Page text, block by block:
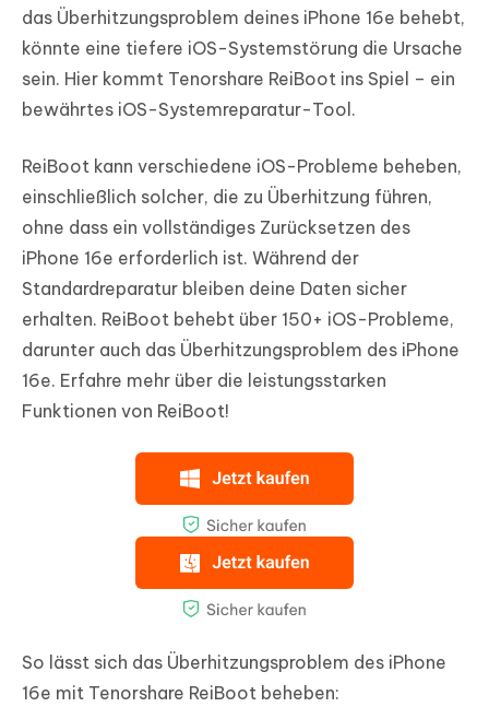
das Überhitzungsproblem deines iPhone 16e behebt,
könnte eine tiefere iOS-Systemstörung die Ursache
sein. Hier kommt Tenorshare ReiBoot ins Spiel – ein
bewährtes iOS-Systemreparatur-Tool.
ReiBoot kann verschiedene iOS-Probleme beheben,
einschließlich solcher, die zu Überhitzung führen,
ohne dass ein vollständiges Zurücksetzen des
iPhone 16e erforderlich ist. Während der
Standardreparatur bleiben deine Daten sicher
erhalten. ReiBoot behebt über 150+ iOS-Probleme,
darunter auch das Überhitzungsproblem des iPhone
16e. Erfahre mehr über die leistungsstarken
Funktionen von ReiBoot!
So lässt sich das Überhitzungsproblem des iPhone
16e mit Tenorshare ReiBoot beheben: